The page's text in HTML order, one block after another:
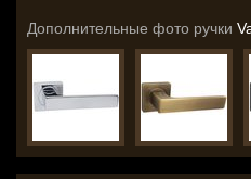
Дополнительные фото ручки